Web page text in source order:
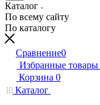
Каталог
По всему сайту
По каталогу
Сравнение0
Избранные товары
Корзина 0
Каталог